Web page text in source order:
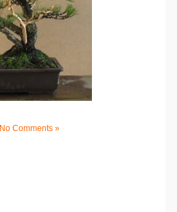
No Comments »